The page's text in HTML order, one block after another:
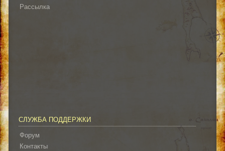
Рассылка
СЛУЖБА ПОДДЕРЖКИ
Форум
Контакты